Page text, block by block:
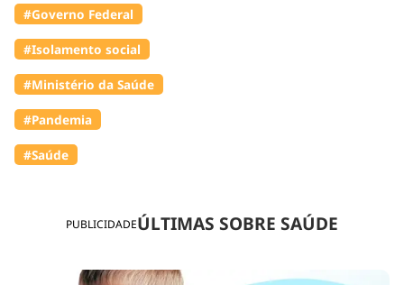
PUBLICIDADEÚLTIMAS SOBRE SAÚDE
#Governo Federal
#Isolamento social
#Ministério da Saúde
#Pandemia
#Saúde